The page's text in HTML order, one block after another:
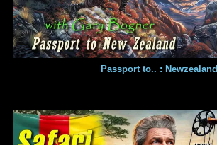
Passport to.. : Newzealand